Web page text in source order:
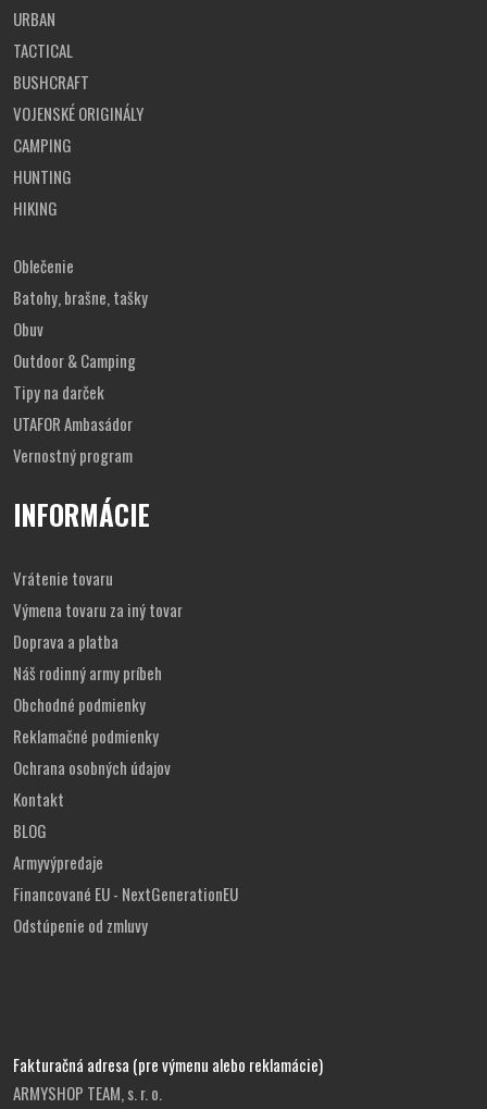
URBAN
TACTICAL
BUSHCRAFT
VOJENSKÉ ORIGINÁLY
CAMPING
HUNTING
HIKING
Oblečenie
Batohy, brašne, tašky
Obuv
Outdoor & Camping
Tipy na darček
UTAFOR Ambasádor
Vernostný program
INFORMÁCIE
Vrátenie tovaru
Výmena tovaru za iný tovar
Doprava a platba
Náš rodinný army príbeh
Obchodné podmienky
Reklamačné podmienky
Ochrana osobných údajov
Kontakt
BLOG
Armyvýpredaje
Financované EU - NextGenerationEU
Odstúpenie od zmluvy
Fakturačná adresa (pre výmenu alebo reklamácie)
ARMYSHOP TEAM, s. r. o.